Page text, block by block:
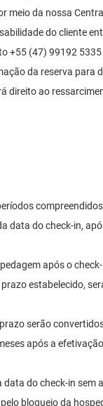
meio da nossa
do cliente
+55 (47) 99192
da reserva para
direito ao
data do check-in,
após o
estabelecido,
serão
após a
do check-in sem
bloqueio da